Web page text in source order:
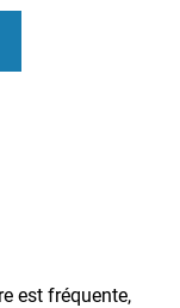
est fréquente,